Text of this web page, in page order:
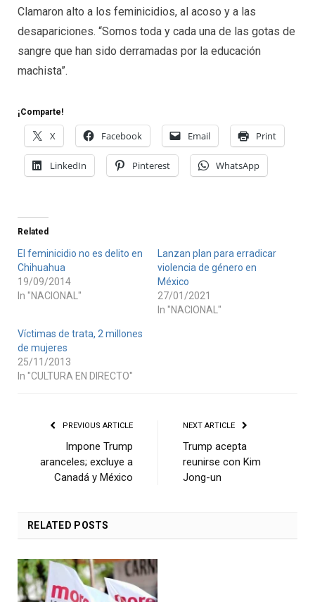
Clamaron alto a los feminicidios, al acoso y a las
desapariciones. “Somos toda y cada una de las gotas de
sangre que han sido derramadas por la educación
machista”.
¡Comparte!
X Facebook Email Print
LinkedIn Pinterest WhatsApp
Related
El feminicidio no es delito en
Chihuahua
19/09/2014
In "NACIONAL"
Lanzan plan para erradicar
violencia de género en
México
27/01/2021
In "NACIONAL"
Víctimas de trata, 2 millones
de mujeres
25/11/2013
In "CULTURA EN DIRECTO"
PREVIOUS ARTICLE
Impone Trump
aranceles; excluye a
Canadá y México
NEXT ARTICLE
Trump acepta
reunirse con Kim
Jong-un
RELATED POSTS